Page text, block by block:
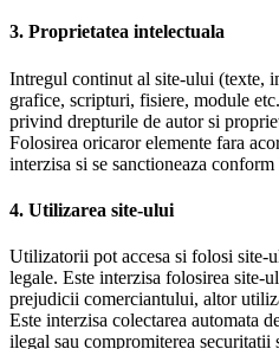
3. Proprietatea intelectuala
Intregul continut al site-ului (texte,
grafice, scripturi, fisiere, module
privind drepturile de autor si
Folosirea oricaror elemente fara
interzisa si se sanctioneaza
4. Utilizarea site-ului
Utilizatorii pot accesa si folosi site-
legale. Este interzisa folosirea site-
prejudicii comerciantului, altor
Este interzisa colectarea automata
ilegal sau compromiterea securitatii